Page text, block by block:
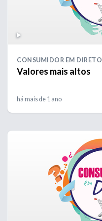
CONSUMIDOR EM DIRETO
Valores mais altos
há mais de 1 ano